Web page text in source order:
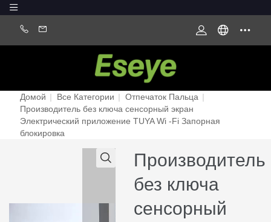
Домой | Все Категории | Отпечаток Пальца |
Производитель без ключа сенсорный экран
Электрический приложение TUYA Wi -Fi Запорная
блокировка
Производитель
без ключа
сенсорный